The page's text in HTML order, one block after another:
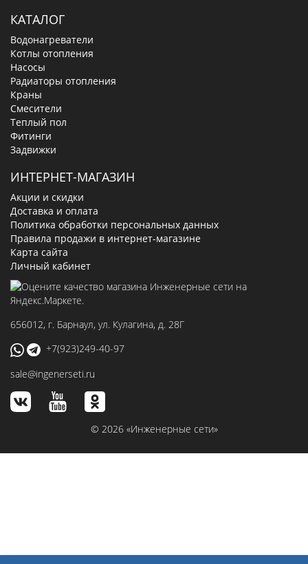
КАТАЛОГ
Водонагреватели
Котлы отопления
Насосы
Радиаторы отопления
Краны
Смесители
Теплый пол
Фитинги
Задвижки
ИНТЕРНЕТ-МАГАЗИН
Акции и скидки
Доставка и оплата
Политика обработки персональных данных
Правила продажи в интернет-магазине
Карта сайта
Личный кабинет
656012, г. Барнаул, ул. Кулагина, д. 28Г
+7(923)249-40-97
sale@ingenerseti.ru
© 2026 «Инженерные сети»